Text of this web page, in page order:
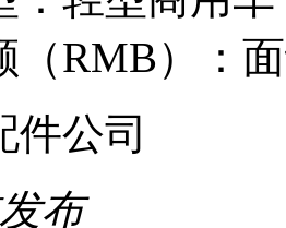
（RMB）：
件公司
布